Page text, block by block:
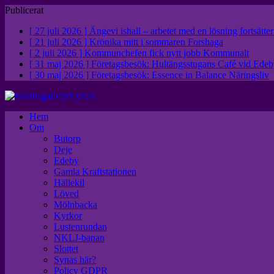
Publicerat
[ 27 juli 2026 ] Ängevi ishall – arbetet med en lösning fortsätter
[ 21 juli 2026 ] Krönika mitt i sommaren Forshaga
[ 2 juli 2026 ] Kommunchefen fick nytt jobb Kommunalt
[ 31 maj 2026 ] Företagsbesök: Hultängsstugans Café vid
[ 30 maj 2026 ] Företagsbesök: Essence in Balance Näringsliv
Hem
Om
Butorp
Deje
Edeby
Gamla Kraftstationen
Hällekil
Löved
Mölnbacka
Kyrkor
Lustenrundan
NKLJ-banan
Slottet
Synas här?
Policy GDPR